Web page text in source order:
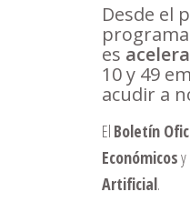
Desde el
es
10 y 49
acudir a
El Boletín
Económicosy
Artificial.